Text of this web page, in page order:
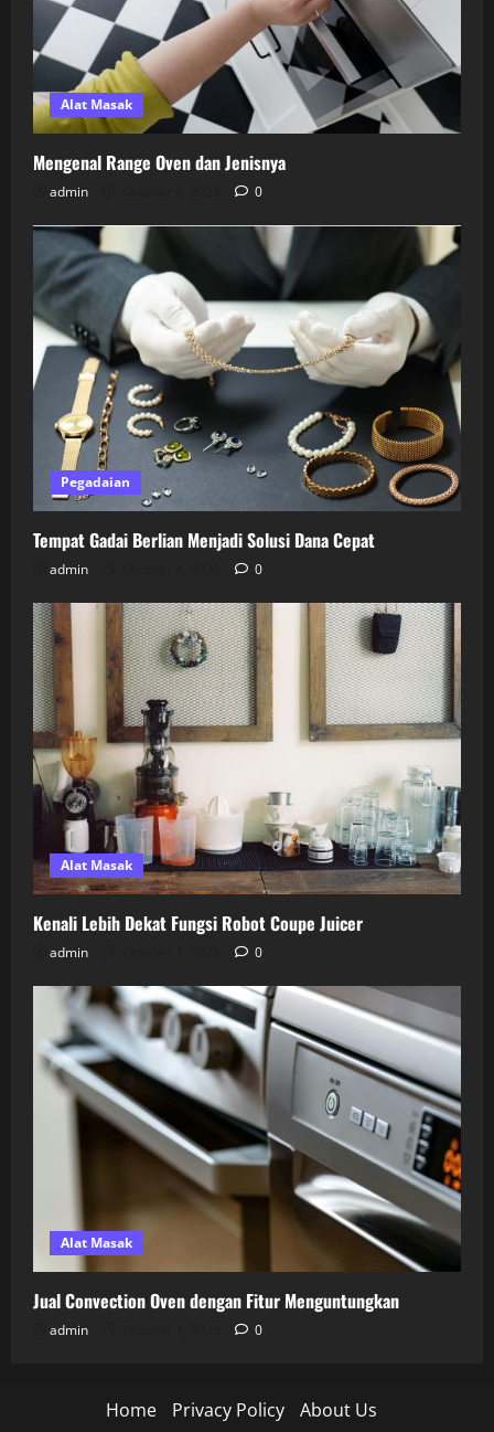
Alat Masak
Mengenal Range Oven dan Jenisnya
admin 0
Pegadaian
Tempat Gadai Berlian Menjadi Solusi Dana Cepat
admin 0
Alat Masak
Kenali Lebih Dekat Fungsi Robot Coupe Juicer
admin 0
Alat Masak
Jual Convection Oven dengan Fitur Menguntungkan
admin 0
Home Privacy Policy About Us